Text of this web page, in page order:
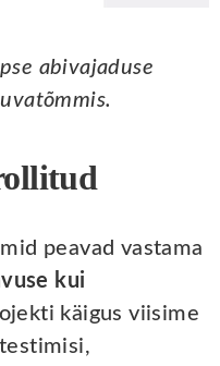
abivajaduse
peavad vastama
kui
käigus viisime